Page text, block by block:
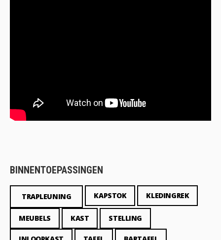
BINNENTOEPASSINGEN
TRAPLEUNING KAPSTOK KLEDINGREK
MEUBELS KAST STELLING